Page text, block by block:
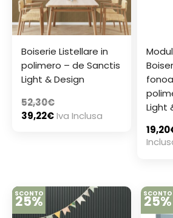
Boiserie Listellare in
polimero – de Sanctis
Light & Design
52,30€
39,22€Iva Inclusa
Light
19,20
SCONTO
25% SCONTO
25%